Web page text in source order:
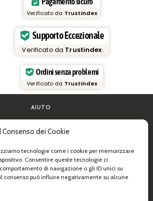
Consenso dei Cookie
tecnologie come i cookie per memorizzare
Consentire queste tecnologie ci
di navigazione o gli ID unici su
consenso può influire negativamente su alcune
Verificato da Trustindex
Supporto Eccezionale
Verificato da Trustindex
Ordini senza problemi
Verificato da Trustindex
AIUTO
FAQ e supporto
Contattaci
Info spedizioni
Resi